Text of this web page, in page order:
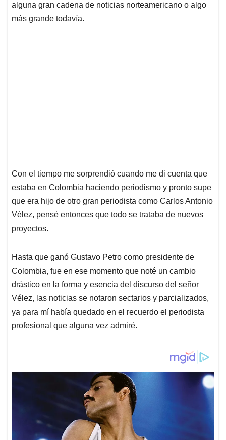
alguna gran cadena de noticias norteamericano o algo
más grande todavía.
Con el tiempo me sorprendió cuando me di cuenta que
estaba en Colombia haciendo periodismo y pronto supe
que era hijo de otro gran periodista como Carlos Antonio
Vélez, pensé entonces que todo se trataba de nuevos
proyectos.
Hasta que ganó Gustavo Petro como presidente de
Colombia, fue en ese momento que noté un cambio
drástico en la forma y esencia del discurso del señor
Vélez, las noticias se notaron sectarios y parcializados,
ya para mí había quedado en el recuerdo el periodista
profesional que alguna vez admiré.